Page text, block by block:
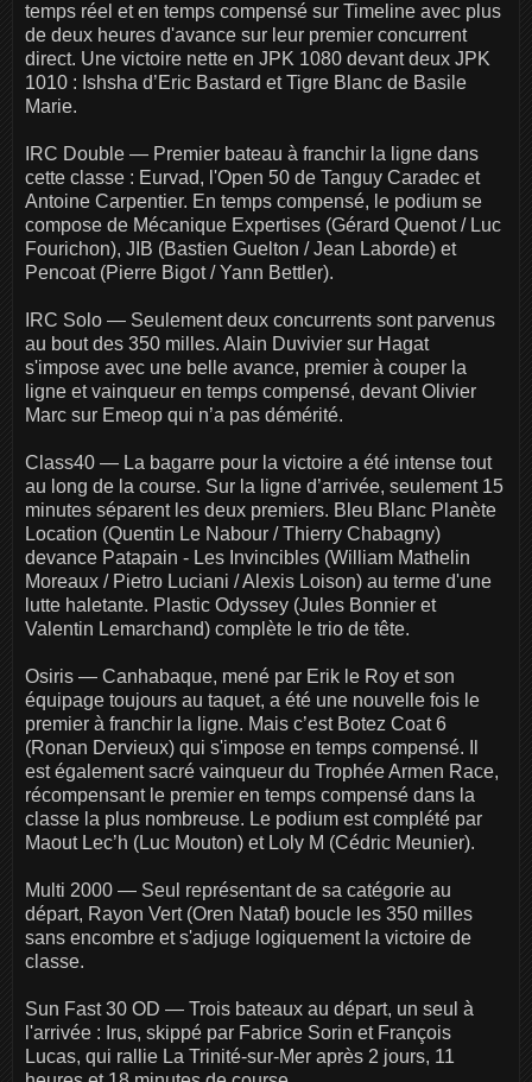
temps réel et en temps compensé sur Timeline avec plus
de deux heures d'avance sur leur premier concurrent
direct. Une victoire nette en JPK 1080 devant deux JPK
1010 : Ishsha d’Eric Bastard et Tigre Blanc de Basile
Marie.
IRC Double — Premier bateau à franchir la ligne dans
cette classe : Eurvad, l'Open 50 de Tanguy Caradec et
Antoine Carpentier. En temps compensé, le podium se
compose de Mécanique Expertises (Gérard Quenot / Luc
Fourichon), JIB (Bastien Guelton / Jean Laborde) et
Pencoat (Pierre Bigot / Yann Bettler).
IRC Solo — Seulement deux concurrents sont parvenus
au bout des 350 milles. Alain Duvivier sur Hagat
s'impose avec une belle avance, premier à couper la
ligne et vainqueur en temps compensé, devant Olivier
Marc sur Emeop qui n’a pas démérité.
Class40 — La bagarre pour la victoire a été intense tout
au long de la course. Sur la ligne d’arrivée, seulement 15
minutes séparent les deux premiers. Bleu Blanc Planète
Location (Quentin Le Nabour / Thierry Chabagny)
devance Patapain - Les Invincibles (William Mathelin
Moreaux / Pietro Luciani / Alexis Loison) au terme d'une
lutte haletante. Plastic Odyssey (Jules Bonnier et
Valentin Lemarchand) complète le trio de tête.
Osiris — Canhabaque, mené par Erik le Roy et son
équipage toujours au taquet, a été une nouvelle fois le
premier à franchir la ligne. Mais c’est Botez Coat 6
(Ronan Dervieux) qui s'impose en temps compensé. Il
est également sacré vainqueur du Trophée Armen Race,
récompensant le premier en temps compensé dans la
classe la plus nombreuse. Le podium est complété par
Maout Lec’h (Luc Mouton) et Loly M (Cédric Meunier).
Multi 2000 — Seul représentant de sa catégorie au
départ, Rayon Vert (Oren Nataf) boucle les 350 milles
sans encombre et s'adjuge logiquement la victoire de
classe.
Sun Fast 30 OD — Trois bateaux au départ, un seul à
l'arrivée : Irus, skippé par Fabrice Sorin et François
Lucas, qui rallie La Trinité-sur-Mer après 2 jours, 11